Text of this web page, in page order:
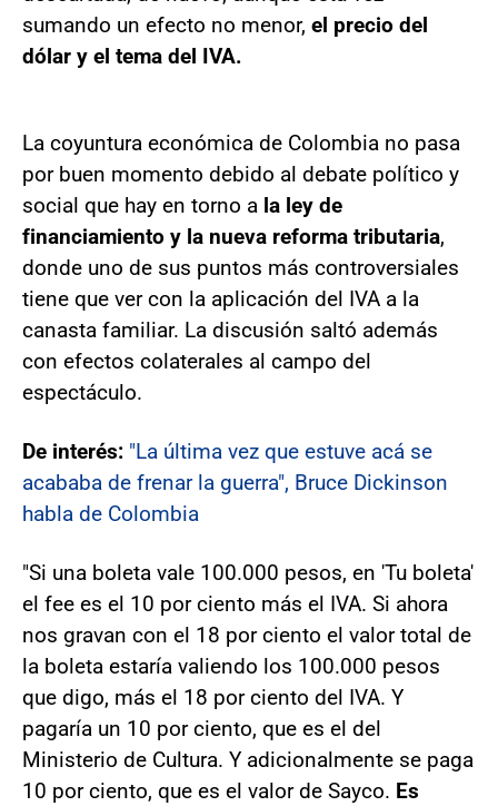
sumando un efecto no menor, el precio del
dólar y el tema del IVA.
La coyuntura económica de Colombia no pasa
por buen momento debido al debate político y
social que hay en torno a la ley de
financiamiento y la nueva reforma tributaria,
donde uno de sus puntos más controversiales
tiene que ver con la aplicación del IVA a la
canasta familiar. La discusión saltó además
con efectos colaterales al campo del
espectáculo.
De interés: "La última vez que estuve acá se
acababa de frenar la guerra", Bruce Dickinson
habla de Colombia
"Si una boleta vale 100.000 pesos, en 'Tu boleta'
el fee es el 10 por ciento más el IVA. Si ahora
nos gravan con el 18 por ciento el valor total de
la boleta estaría valiendo los 100.000 pesos
que digo, más el 18 por ciento del IVA. Y
pagaría un 10 por ciento, que es el del
Ministerio de Cultura. Y adicionalmente se paga
10 por ciento, que es el valor de Sayco. Es